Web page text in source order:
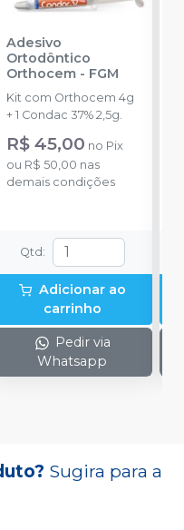
Adesivo
Ortodôntico
Orthocem- FGM
Kit com Orthocem 4g
+ 1 Condac 37% 2,5g.
R$ 45,00 no Pix
ou R$ 50,00 nas
demais condições
Qtd :
Adicionar ao
carrinho
Pedir via
Whatsapp
Sugira para a